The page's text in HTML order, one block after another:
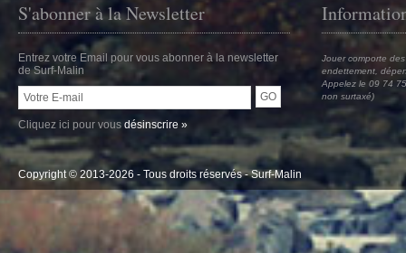
S'abonner à la Newsletter
Entrez votre Email pour vous abonner à la newsletter
de Surf-Malin
Cliquez ici pour vous désinscrire »
Jouer comporte
endettement,
Appelez le 09 74
non surtaxé)
Copyright © 2013-2026 - Tous droits réservés -Surf-Malin